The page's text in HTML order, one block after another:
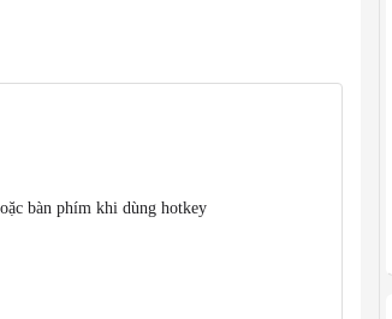
bàn phím khi dùng hotkey